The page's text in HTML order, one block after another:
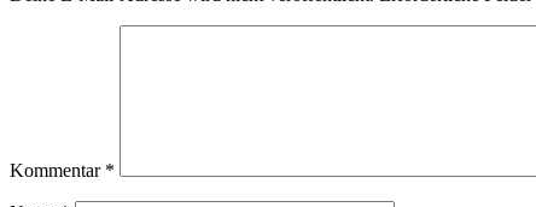
Kommentar *